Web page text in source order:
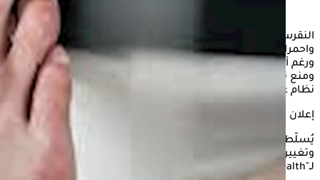
النقرس هو نوع من التهاب المفاصل، قد يؤدي إلى ألم وتورم
واحمرار في مفصل واحد أو أكثر، وغالبًا ما يصيب إصبع القدم الكبير،
ورغم أنه غير قابل للشفاء، إلا أن هناك طرقًا للتحكم في الحالة
ومنع نوبات النقرس، ويرتبط دومًا بالأثرياء الذين يستطيعون تحمل
نظام غذائي غني باللحوم.
إعلان
يُسلّط "الكونسلتو" في التقرير التالي، الضوء على خيارات العلاج
وتغييرات نمط الحياة لتخفيف ألم
لـ"only my health".